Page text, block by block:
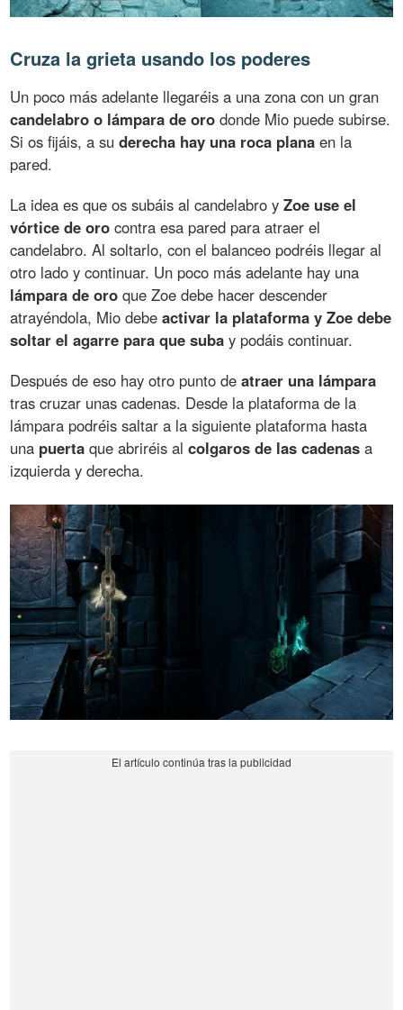
Cruza la grieta usando los poderes
Un poco más adelante llegaréis a una zona con un gran
candelabro o lámpara de oro donde Mio puede subirse.
Si os fijáis, a suderecha hay una roca plana en la
pared.
La idea es que os subáis al candelabro yZoe use el
vórtice de oro contra esa pared para atraer el
candelabro. Al soltarlo, con el balanceo podréis llegar al
otro lado y continuar. Un poco más adelante hay una
lámpara de oro que Zoe debe hacer descender
atrayéndola, Mio debeactivar la plataforma y Zoe debe
soltar el agarre para que suba y podáis continuar.
Después de eso hay otro punto deatraer una lámpara
tras cruzar unas cadenas. Desde la plataforma de la
lámpara podréis saltar a la siguiente plataforma hasta
una puerta que abriréis alcolgaros de las cadenas a
izquierda y derecha.